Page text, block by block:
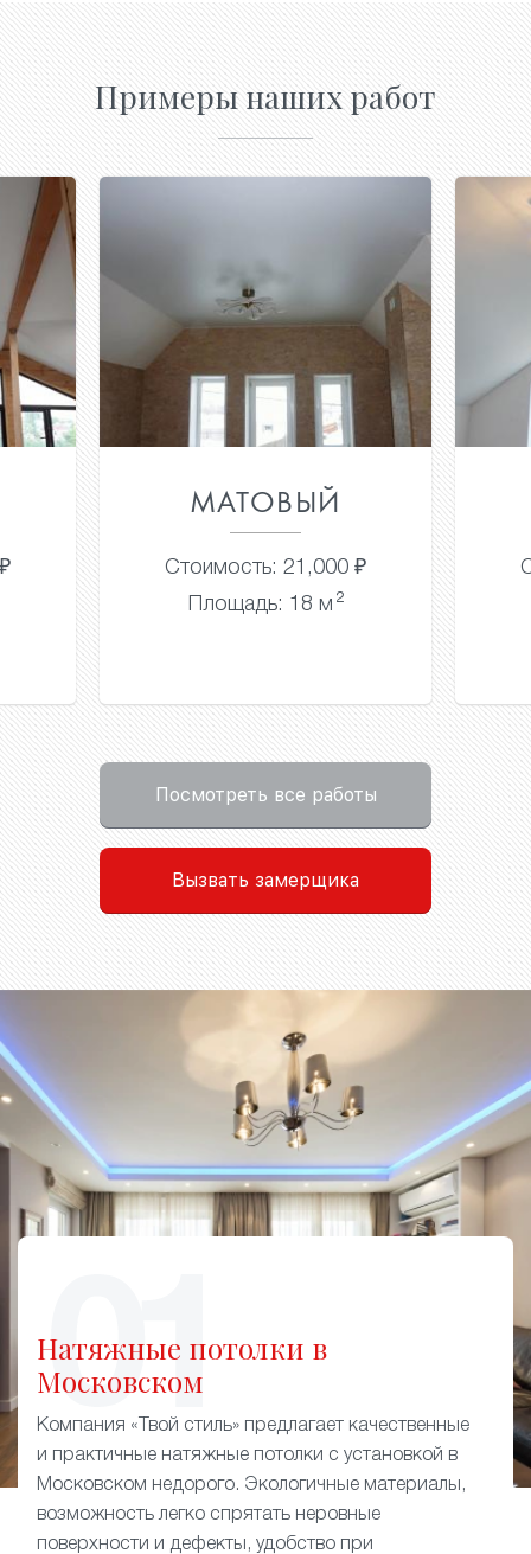
Примеры наших работ
₽
МАТОВЫЙ
Стоимость: 16,000 ₽
Площадь: 16 м
Посмотреть все работы
Вызвать замерщика
Натяжные потолки в
Московском
Компания «Твой стиль» предлагает качественные
и практичные натяжные потолки с установкой в
Московском недорого. Экологичные материалы,
возможность легко спрятать неровные
поверхности и дефекты, удобство при